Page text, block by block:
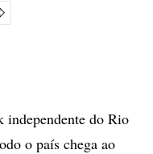
do Rio
o país chega ao